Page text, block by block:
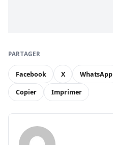
PARTAGER
Facebook X WhatsApp
Copier Imprimer